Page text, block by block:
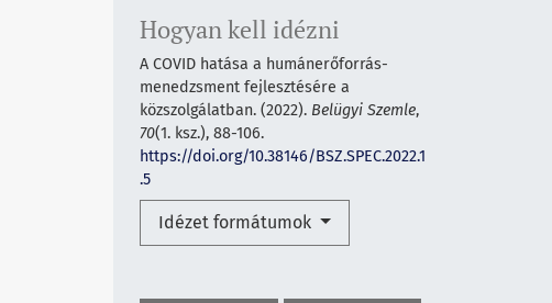
Hogyan kell idézni
A COVID hatása a humánerőforrás-
menedzsment fejlesztésére a
közszolgálatban. (2022). Belügyi Szemle,
70(1. ksz.), 88-106.
https://doi.org/10.38146/BSZ.SPEC.2022.1
.5
Idézet formátumok